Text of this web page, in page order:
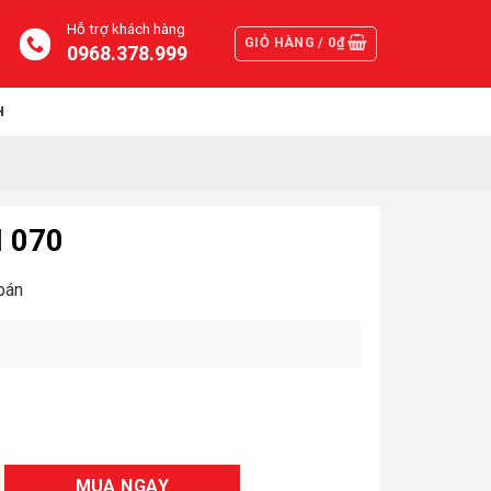
Hỗ trợ khách hàng
0968.378.999 GIỎ HÀNG / 0₫
070
MUA NGAY